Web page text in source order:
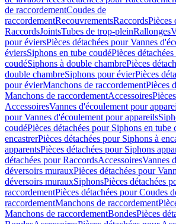
de raccordementCoudes de
raccordementRecouvrementsRaccordsPièces
RaccordsJointsTubes de trop-pleinRallonges
pour éviersPièces détachées pour Vannes
éviersSiphons en tube coudéPièces
coudéSiphons à double chambrePièces
double chambreSiphons pour évierPièces
pour évierManchons de raccordementPièces
Manchons de raccordementAccessoires
AccessoiresVannes d'écoulement pour
pour Vannes d'écoulement pour appareils
coudéPièces détachées pour Siphons en tube
encastrerPièces détachées pour Siphons à
apparentsPièces détachées pour Siphons
détachées pour RaccordsAccessoiresVannes
déversoirs murauxPièces détachées pour
déversoirs murauxSiphonsPièces détachées
raccordementPièces détachées pour Coudes
raccordementManchons de raccordement
Manchons de raccordementBondesPièces